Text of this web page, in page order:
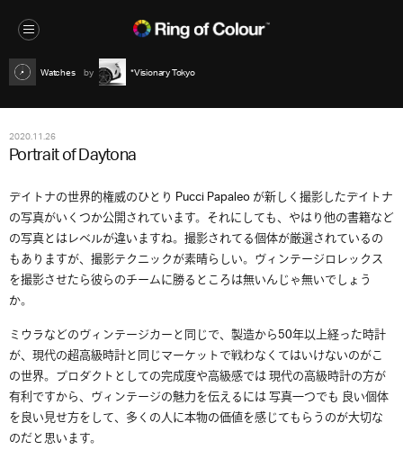
Watches *Visionary Tokyo
2020.11.26
Portrait of Daytona
デイトナの世界的権威のひとり Pucci Papaleo が新しく撮影したデイトナ
の写真がいくつか公開されています。それにしても、やはり他の書籍など
の写真とはレベルが違いますね。撮影されてる個体が厳選されているの
もありますが、撮影テクニックが素晴らしい。ヴィンテージロレックス
を撮影させたら彼らのチームに勝るところは無いんじゃ無いでしょう
か。
ミウラなどのヴィンテージカーと同じで、製造から50年以上経った時計
が、現代の超高級時計と同じマーケットで戦わなくてはいけないのがこ
の世界。プロダクトとしての完成度や高級感では 現代の高級時計の方が
有利ですから、ヴィンテージの魅力を伝えるには 写真一つでも 良い個体
を良い見せ方をして、多くの人に本物の価値を感じてもらうのが大切な
のだと思います。